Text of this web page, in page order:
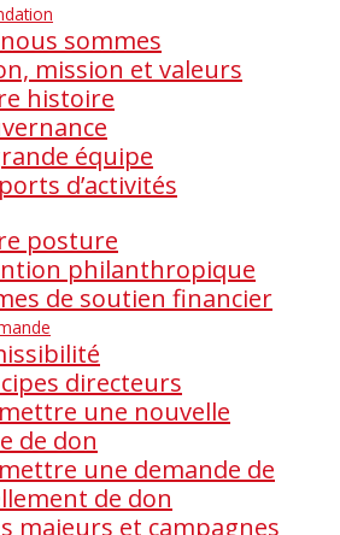
sommes
mission et valeurs
histoire
équipe
d’activités
posture
philanthropique
de soutien financier
directeurs
une nouvelle
de don
une demande de
de don
majeurs et campagnes